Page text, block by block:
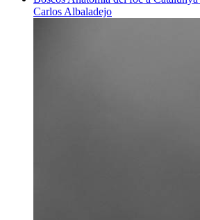
Carlos Albaladejo